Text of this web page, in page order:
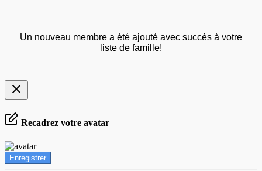
Un nouveau membre a été ajouté avec succès à votre
liste de famille!
Recadrez votre avatar
Enregistrer